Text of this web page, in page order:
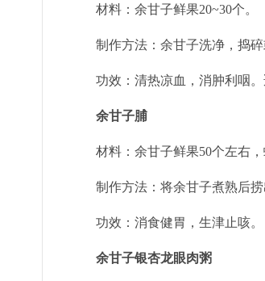
材料：余甘子鲜果20~30个。
制作方法：余甘子洗净，捣碎
功效：清热凉血，消肿利咽
余甘子脯
材料：余甘子鲜果50个左右，
制作方法：将余甘子煮熟后
功效：消食健胃，生津止咳。
余甘子银杏龙眼肉粥